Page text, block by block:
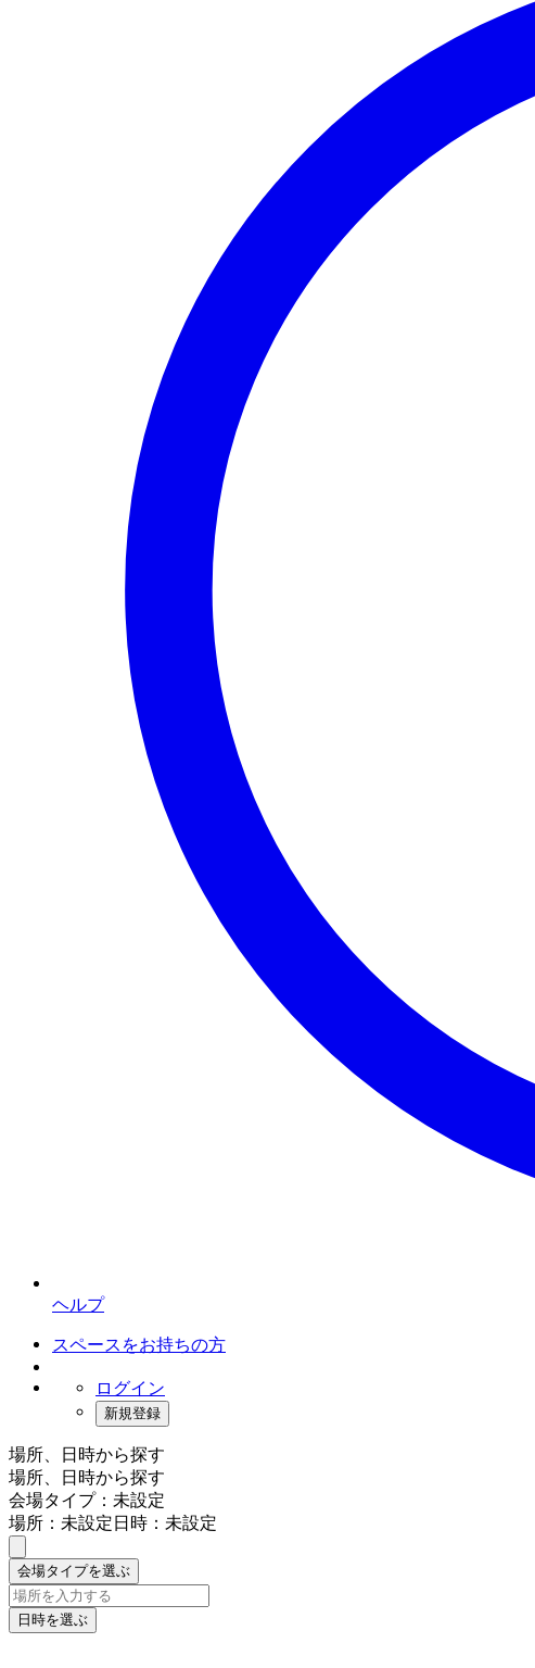
ヘルプ
スペースをお持ちの方
ログイン
新規登録
場所、日時から探す
場所、日時から探す
会場タイプ：未設定
場所：未設定日時：未設定
会場タイプを選ぶ
日時を選ぶ